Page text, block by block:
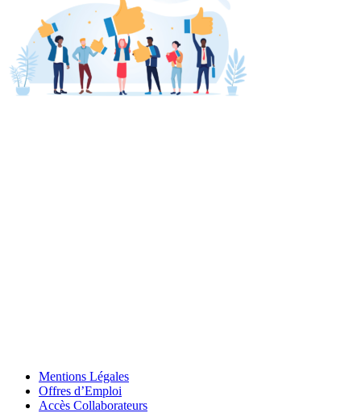
Mentions Légales
Offres d’Emploi
Accès Collaborateurs